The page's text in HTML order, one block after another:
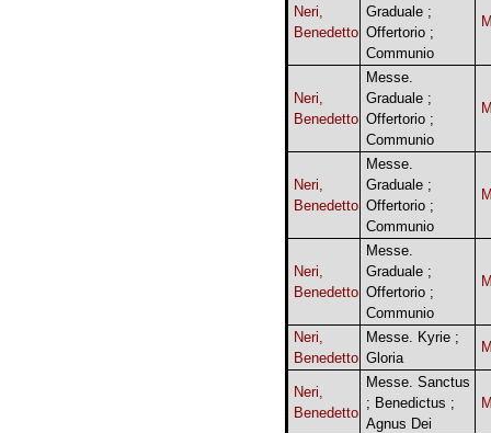
Neri,
Benedetto
Graduale ;
Offertorio ;
Communio
Neri,
Benedetto
Messe.
Graduale ;
Offertorio ;
Communio
Neri,
Benedetto
Messe.
Graduale ;
Offertorio ;
Communio
Neri,
Benedetto
Messe.
Graduale ;
Offertorio ;
Communio
Neri,
Benedetto
Messe. Kyrie ;
Gloria
Neri,
Benedetto
Messe. Sanctus
; Benedictus ;
Agnus Dei